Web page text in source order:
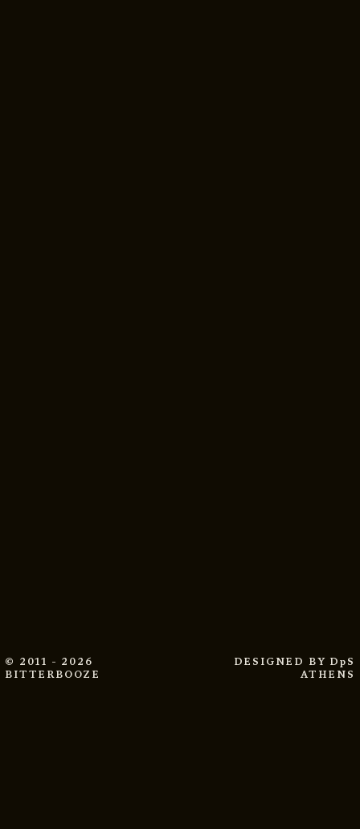
© 2011 - 2026
BITTERBOOZE
DESIGNED BY DpS
ATHENS